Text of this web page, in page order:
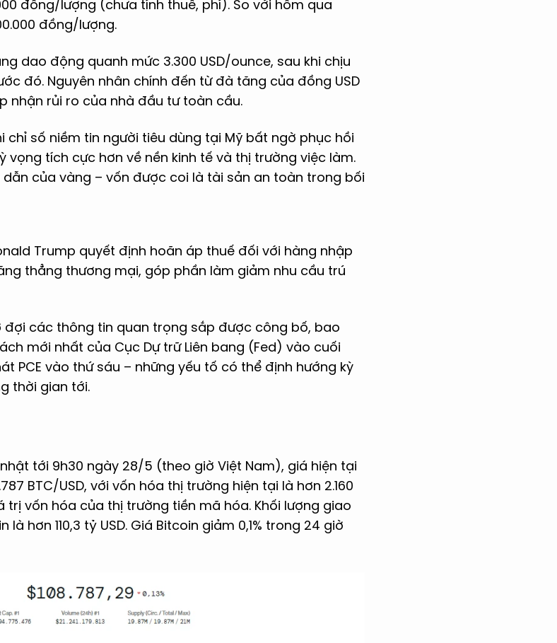
đồng/lượng (chưa tính thuế, phí). So với hôm qua
đồng/lượng.
dao động quanh mức 3.300 USD/ounce, sau khi chịu
đó. Nguyên nhân chính đến từ đà tăng của đồng USD
nhận rủi ro của nhà đầu tư toàn cầu.
chỉ số niềm tin người tiêu dùng tại Mỹ bất ngờ phục hồi
vọng tích cực hơn về nền kinh tế và thị trường việc làm.
của vàng – vốn được coi là tài sản an toàn trong bối
Trump quyết định hoãn áp thuế đối với hàng nhập
thẳng thương mại, góp phần làm giảm nhu cầu trú
đợi các thông tin quan trọng sắp được công bố, bao
mới nhất của Cục Dự trữ Liên bang (Fed) vào cuối
PCE vào thứ sáu – những yếu tố có thể định hướng kỳ
thời gian tới.
tới 9h30 ngày 28/5 (theo giờ Việt Nam), giá hiện tại
BTC/USD, với vốn hóa thị trường hiện tại là hơn 2.160
trị vốn hóa của thị trường tiền mã hóa. Khối lượng giao
hơn 110,3 tỷ USD. Giá Bitcoin giảm 0,1% trong 24 giờ